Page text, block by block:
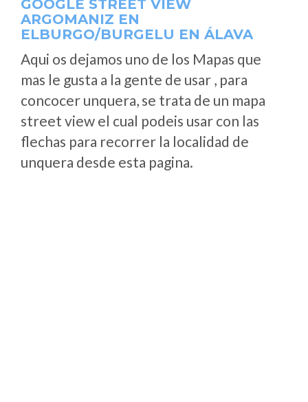
GOOGLE STREET VIEW
ARGOMANIZ EN
ELBURGO/BURGELU EN ÁLAVA
Aqui os dejamos uno de los Mapas que
mas le gusta a la gente de usar , para
concocer unquera, se trata de un mapa
street view el cual podeis usar con las
flechas para recorrer la localidad de
unquera desde esta pagina.